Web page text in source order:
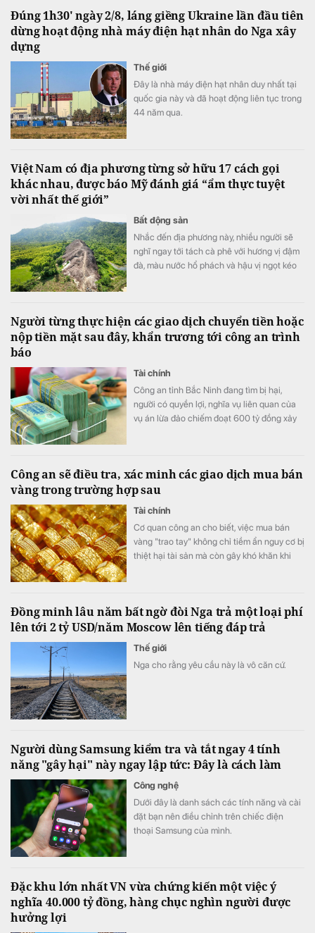
Đúng 1h30' ngày 2/8, láng giềng Ukraine lần đầu tiên
dừng hoạt động nhà máy điện hạt nhân do Nga xây
dựng
Thế giới
Đây là nhà máy điện hạt nhân duy nhất tại
quốc gia này và đã hoạt động liên tục trong
44 năm qua.
Việt Nam có địa phương từng sở hữu 17 cách gọi
khác nhau, được báo Mỹ đánh giá “ẩm thực tuyệt
vời nhất thế giới”
Bất động sản
Nhắc đến địa phương này, nhiều người sẽ
nghĩ ngay tới tách cà phê với hương vị đậm
đà, màu nước hổ phách và hậu vị ngọt kéo
Người từng thực hiện các giao dịch chuyển tiền hoặc
nộp tiền mặt sau đây, khẩn trương tới công an trình
báo
Tài chính
Công an tỉnh Bắc Ninh đang tìm bị hại,
người có quyền lợi, nghĩa vụ liên quan của
vụ án lừa đảo chiếm đoạt 600 tỷ đồng xảy
Công an sẽ điều tra, xác minh các giao dịch mua bán
vàng trong trường hợp sau
Tài chính
Cơ quan công an cho biết, việc mua bán
vàng "trao tay" không chỉ tiềm ẩn nguy cơ bị
thiệt hại tài sản mà còn gây khó khăn khi
Đồng minh lâu năm bất ngờ đòi Nga trả một loại phí
lên tới 2 tỷ USD/năm Moscow lên tiếng đáp trả
Thế giới
Nga cho rằng yêu cầu này là vô căn cứ.
Người dùng Samsung kiểm tra và tắt ngay 4 tính
năng "gây hại" này ngay lập tức: Đây là cách làm
Công nghệ
Dưới đây là danh sách các tính năng và cài
đặt bạn nên điều chỉnh trên chiếc điện
thoại Samsung của mình.
Đặc khu lớn nhất VN vừa chứng kiến một việc ý
nghĩa 40.000 tỷ đồng, hàng chục nghìn người được
hưởng lợi